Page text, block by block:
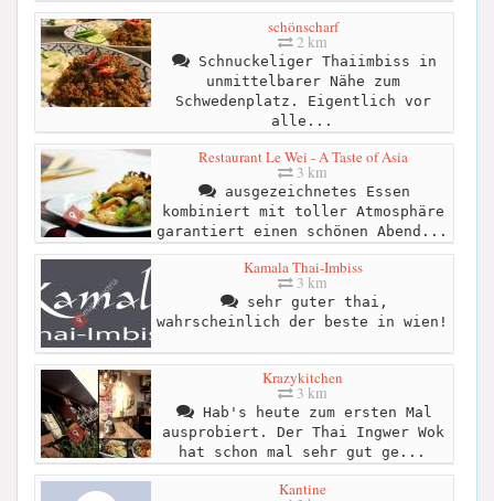
schönscharf
2 km
Schnuckeliger Thaiimbiss in
unmittelbarer Nähe zum
Schwedenplatz. Eigentlich vor
alle...
Restaurant Le Wei - A Taste of Asia
3 km
ausgezeichnetes Essen
kombiniert mit toller Atmosphäre
garantiert einen schönen Abend...
Kamala Thai-Imbiss
3 km
sehr guter thai,
wahrscheinlich der beste in wien!
Krazykitchen
3 km
Hab's heute zum ersten Mal
ausprobiert. Der Thai Ingwer Wok
hat schon mal sehr gut ge...
Kantine